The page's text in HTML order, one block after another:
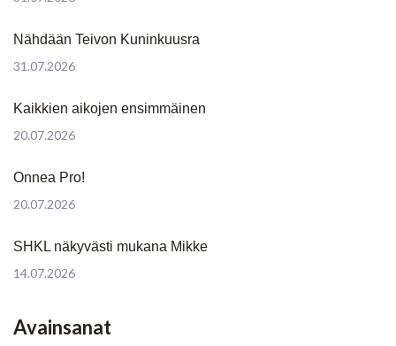
Nähdään Teivon Kuninkuusra
31.07.2026
Kaikkien aikojen ensimmäinen
20.07.2026
Onnea Pro!
20.07.2026
SHKL näkyvästi mukana Mikke
14.07.2026
Avainsanat